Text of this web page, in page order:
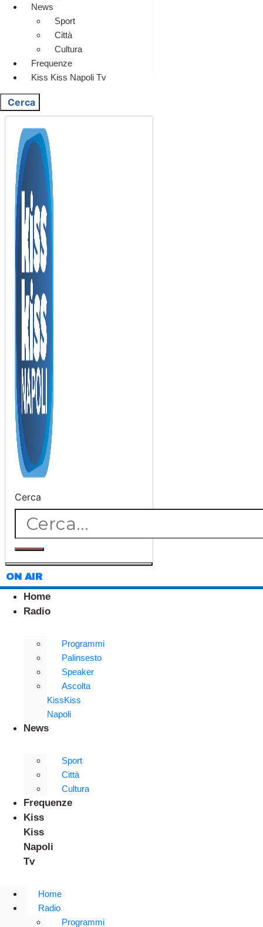
News
Sport
Città
Cultura
Frequenze
Kiss Kiss Napoli Tv
Cerca
Cerca
ON AIR
Home
Radio
Programmi
Palinsesto
Speaker
Ascolta
KissKiss
Napoli
News
Sport
Città
Cultura
Frequenze
Kiss
Kiss
Napoli
Tv
Home
Radio
Programmi